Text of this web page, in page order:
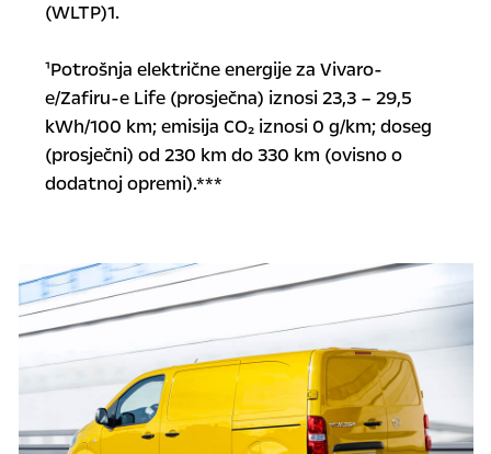
(WLTP)1.
¹Potrošnja električne energije za Vivaro-
e/Zafiru-e Life (prosječna) iznosi 23,3 – 29,5
kWh/100 km; emisija CO₂ iznosi 0 g/km; doseg
(prosječni) od 230 km do 330 km (ovisno o
dodatnoj opremi).***